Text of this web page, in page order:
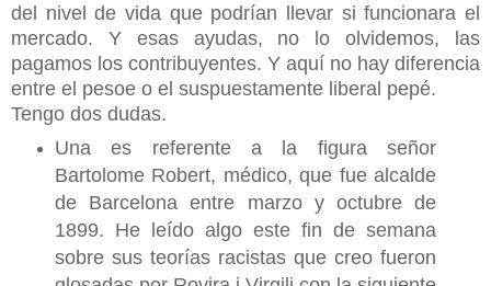
del nivel de vida que podrían llevar si funcionara el
mercado. Y esas ayudas, no lo olvidemos, las
pagamos los contribuyentes. Y aquí no hay diferencia
entre el pesoe o el suspuestamente liberal pepé.
Tengo dos dudas.
Una es referente a la figura señor
Bartolome Robert, médico, que fue alcalde
de Barcelona entre marzo y octubre de
1899. He leído algo este fin de semana
sobre sus teorías racistas que creo fueron